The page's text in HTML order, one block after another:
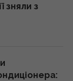
зняли з